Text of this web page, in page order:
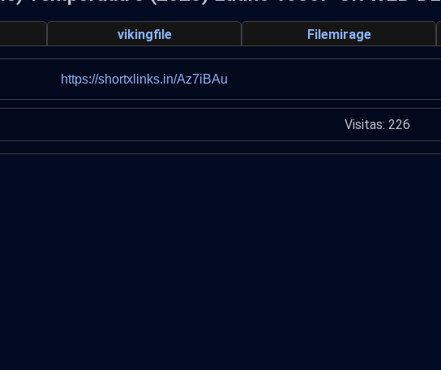
vikingfile Filemirage
https://shortxlinks.in/Az7iBAu
Visitas: 226